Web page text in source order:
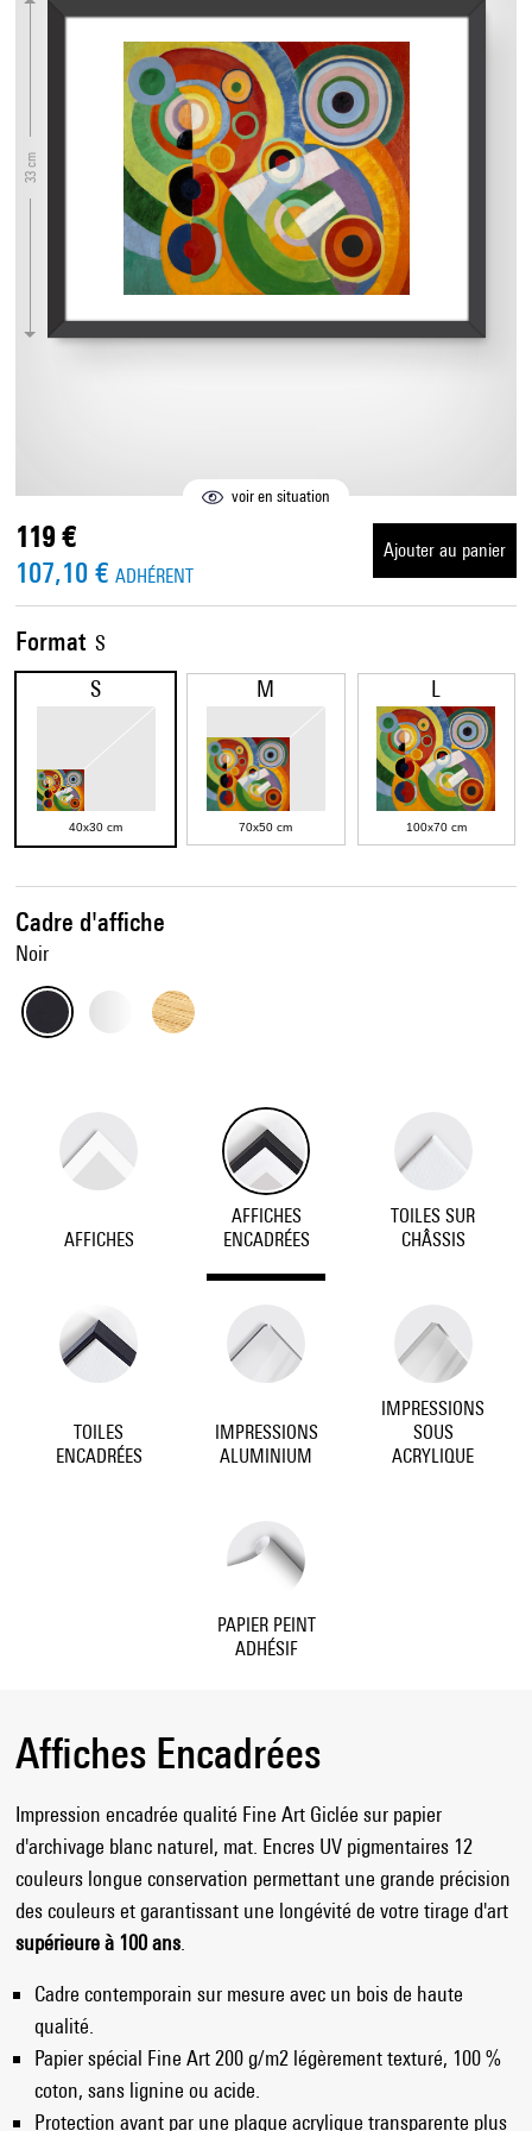
33 cm
voir en situation
Cadre d'affiche
Noir
Format S
S
40x30 cm
M
70x50 cm
L
100x70 cm
119 €
107,10 € ADHÉRENT
Ajouter au panier
AFFICHES
AFFICHES
ENCADRÉES
TOILES SUR
CHÂSSIS
TOILES
ENCADRÉES
IMPRESSIONS
ALUMINIUM
IMPRESSIONS
SOUS
ACRYLIQUE
PAPIER PEINT
ADHÉSIF
Affiches Encadrées
Impression encadrée qualité Fine Art Giclée sur papier
d'archivage blanc naturel, mat. Encres UV pigmentaires 12
couleurs longue conservation permettant une grande précision
des couleurs et garantissant une longévité de votre tirage d'art
supérieure à 100 ans
Cadre contemporain sur mesure avec un bois de haute
qualité.
Papier spécial Fine Art 200 g/m2 légèrement texturé, 100 %
coton, sans lignine ou acide.
Protection avant par une plaque acrylique transparente plus